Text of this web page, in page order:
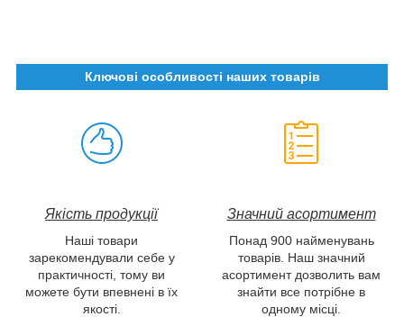
Ключові особливості наших товарів
Якість продукції Значний асортимент
Наші товари
зарекомендували себе у
практичності, тому ви
можете бути впевнені в їх
якості.
Понад 900 найменувань
товарів. Наш значний
асортимент дозволить вам
знайти все потрібне в
одному місці.